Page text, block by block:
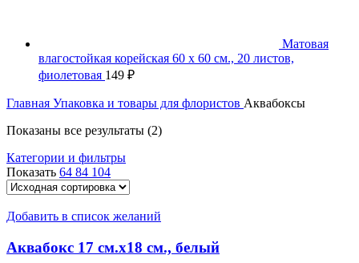
Матовая
влагостойкая корейская 60 х 60 см., 20 листов,
фиолетовая 149 ₽
Главная Упаковка и товары для флористов Аквабоксы
Показаны все результаты (2)
Категории и фильтры
Показать 64 84 104
Добавить в список желаний
Аквабокс 17 см.x18 см., белый